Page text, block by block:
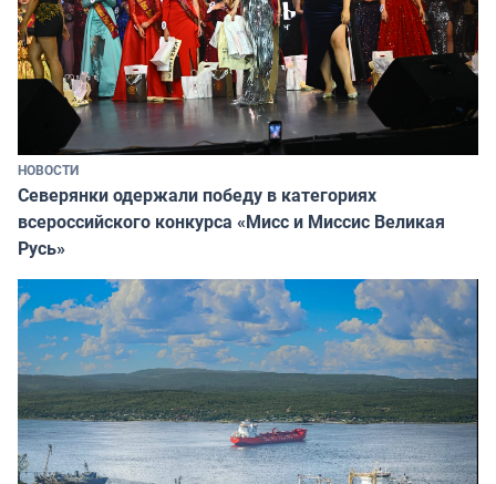
НОВОСТИ
Северянки одержали победу в категориях
всероссийского конкурса «Мисс и Миссис Великая
Русь»